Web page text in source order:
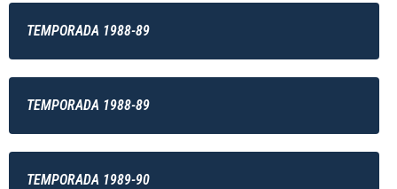
TEMPORADA 1988-89
TEMPORADA 1988-89
TEMPORADA 1989-90